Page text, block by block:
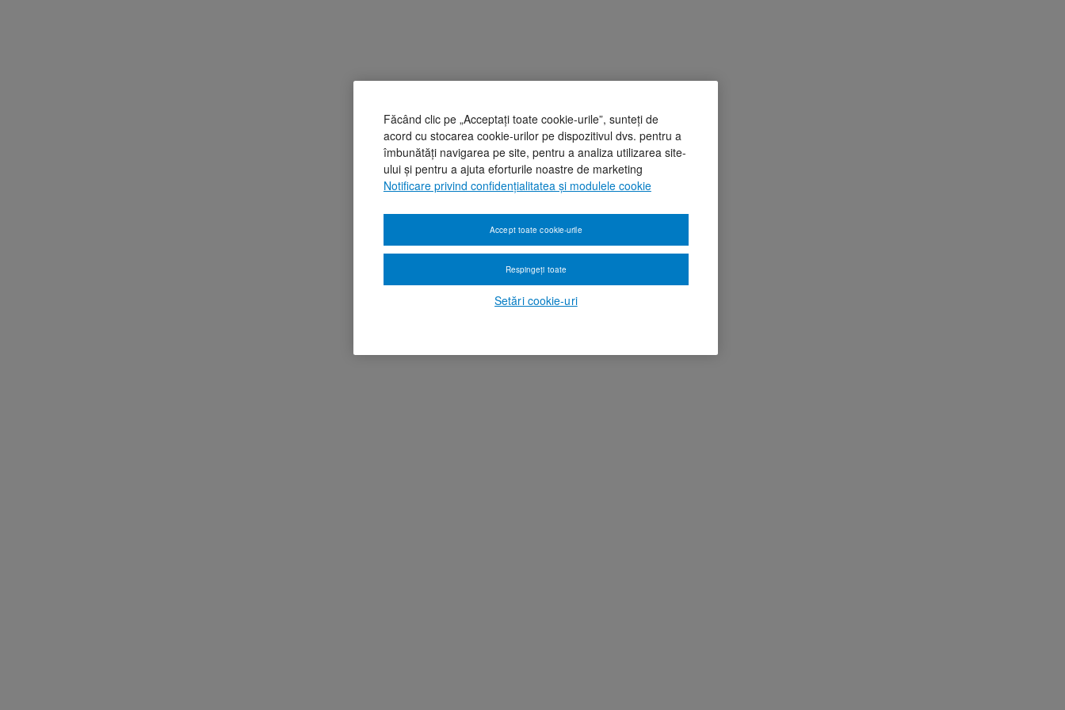
Făcând clic pe „Acceptați toate cookie-urile”, sunteți de
acord cu stocarea cookie-urilor pe dispozitivul dvs. pentru a
îmbunătăți navigarea pe site, pentru a analiza utilizarea site-
ului și pentru a ajuta eforturile noastre de marketing
Notificare privind confidențialitatea și modulele cookie
Setări cookie-uri
Respingeți toate
Accept toate cookie-urile